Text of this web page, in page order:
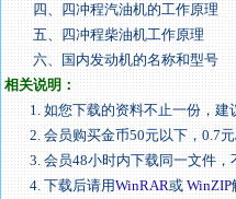
四、四冲程汽油机的工作原理
五、四冲程柴油机工作原理
六、国内发动机的名称和型号
相关说明：
1. 如您下载的资料不止一份，建
2. 会员购买金币50元以下，0.7元/
3. 会员48小时内下载同一文件，
4. 下载后请用WinRAR或WinZIP